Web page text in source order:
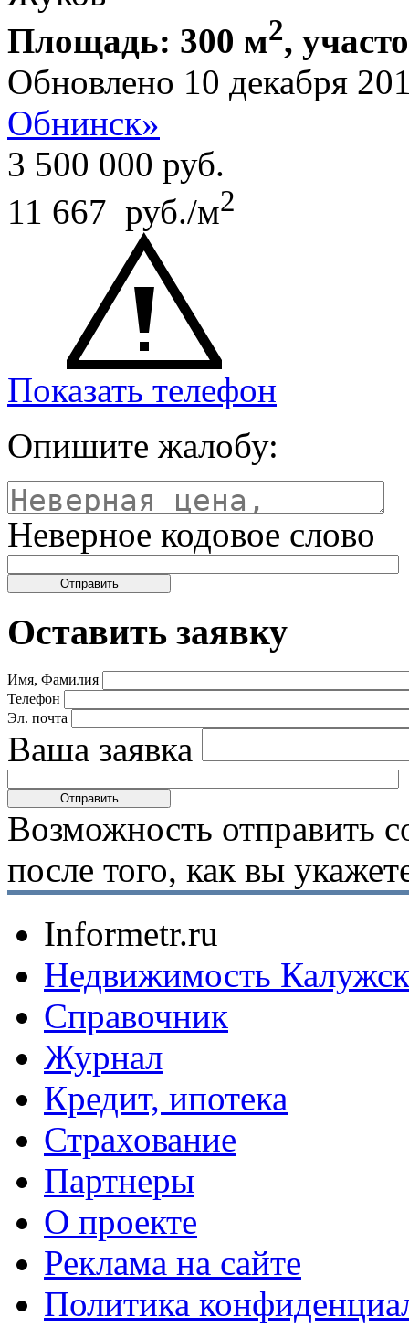
Площадь: 300 м2,
Обновлено 10 декабря
Обнинск»
3 500 000 руб.
11 667 руб./м2
Показать телефон
Опишите жалобу:
Неверное кодовое слово
Оставить заявку
Имя, Фамилия
Телефон
Эл. почта
Ваша заявка
Возможность отправить
после того, как вы
Informetr.ru
Недвижимость
Справочник
Журнал
Кредит, ипотека
Страхование
Партнеры
O проекте
Реклама на сайте
Политика